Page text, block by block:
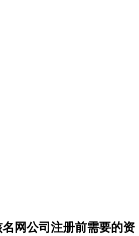
网公司注册前需要的资